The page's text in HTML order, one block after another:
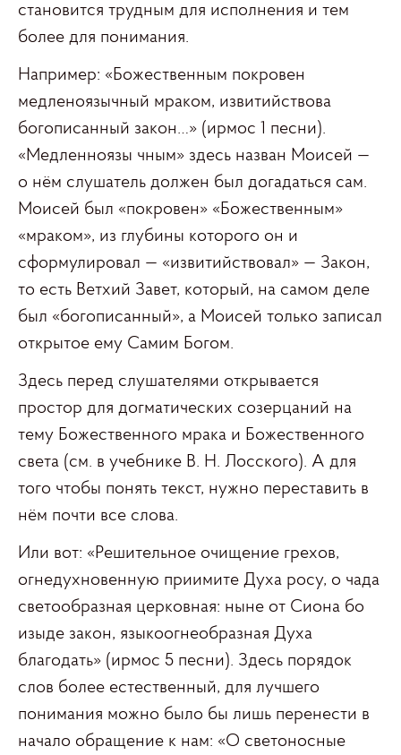
становится трудным для исполнения и тем
более для понимания.
Например: «Божественным покровен
медленоязычный мраком, извитийствова
богописанный закон…» (ирмос 1 песни).
«Медленноязы чным» здесь назван Моисей —
о нём слушатель должен был догадаться сам.
Моисей был «покровен» «Божественным»
«мраком», из глубины которого он и
сформулировал — «извитийствовал» — Закон,
то есть Ветхий Завет, который, на самом деле
был «богописанный», а Моисей только записал
открытое ему Самим Богом.
Здесь перед слушателями открывается
простор для догматических созерцаний на
тему Божественного мрака и Божественного
света (см. в учебнике В. Н. Лосского). А для
того чтобы понять текст, нужно переставить в
нём почти все слова.
Или вот: «Решительное очищение грехов,
огнедухновенную приимите Духа росу, о чада
светообразная церковная: ныне от Сиона бо
изыде закон, языкоогнеобразная Духа
благодать» (ирмос 5 песни). Здесь порядок
слов более естественный, для лучшего
понимания можно было бы лишь перенести в
начало обращение к нам: «О светоносные